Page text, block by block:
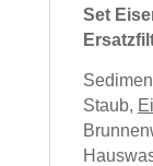
Set
Staub,